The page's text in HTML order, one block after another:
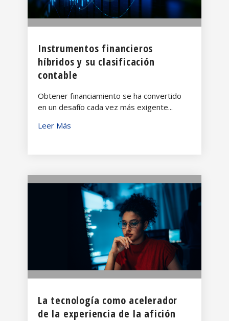
Instrumentos financieros
híbridos y su clasificación
contable
Obtener financiamiento se ha convertido
en un desafío cada vez más exigente...
Leer Más
La tecnología como acelerador
de la experiencia de la afición